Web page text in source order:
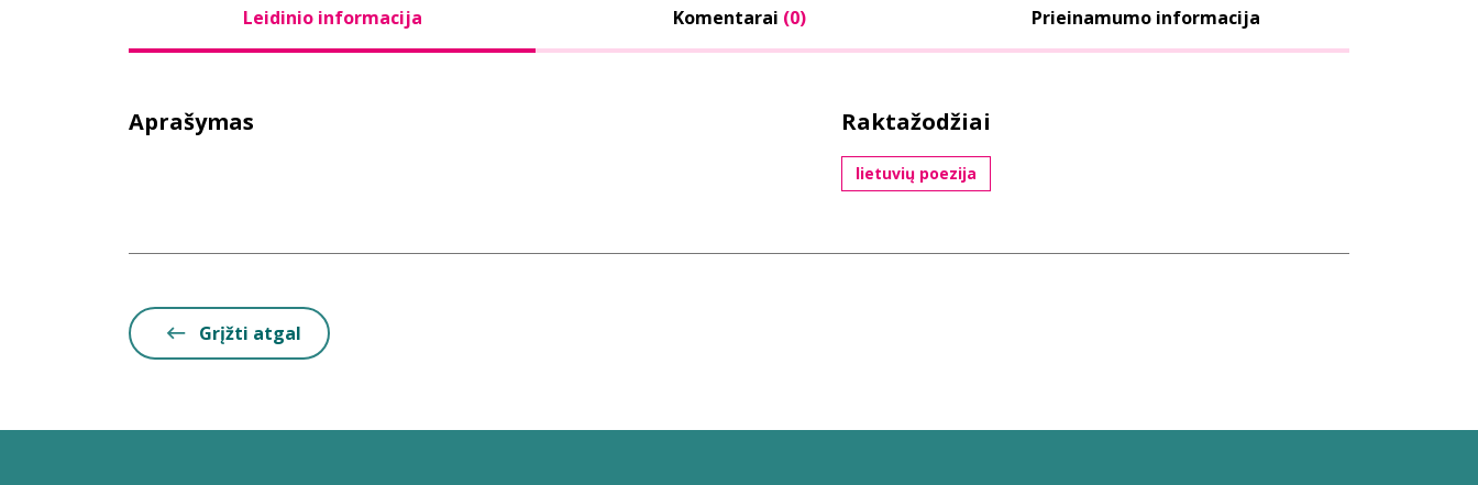
Leidinio informacija Komentarai (0) Prieinamumo informacija
Aprašymas Raktažodžiai
lietuvių poezija
Grįžti atgal